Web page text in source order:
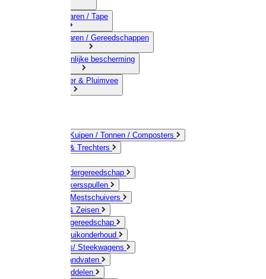
09) Touwwaren / Tape
10) IJzerwaren / Gereedschappen
11) Persoonlijke bescherming
12) Kleindier & Pluimvee
Emmers / Kuipen / Tonnen / Composters
Jerrycans & Trechters
Hand-/ Kindergereedschap
Stratenmakersspullen
Sneeuw- / Mestschuivers
Baggeren & Zeisen
Elektrisch gereedschap
Boom / Struikonderhoud
Kruiwagens/ Steekwagens
Stelen / Handvaten
Tuinhulpmiddelen